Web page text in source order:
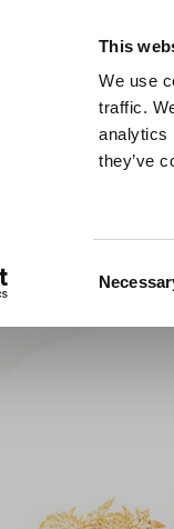
This
We use
traffic.
analytics
they’ve
- Køkkenudstyr til